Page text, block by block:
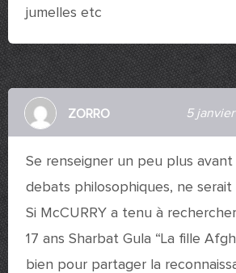
jumelles etc
ZORRO 5 janvier
Se renseigner un peu plus
debats philosophiques, ne
Si McCURRY a tenu à
17 ans Sharbat Gula “La fille
bien pour partager la